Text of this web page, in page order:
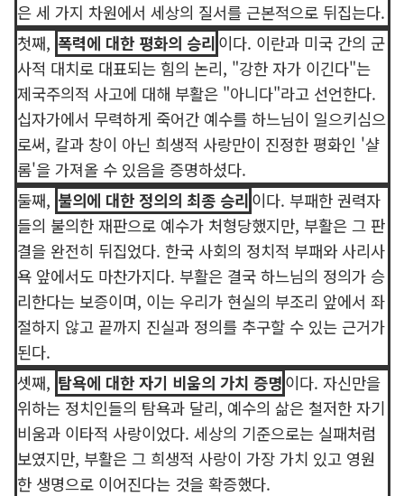
은 세 가지 차원에서 세상의 질서를 근본적으로 뒤집는다.
첫째, 폭력에 대한 평화의 승리 이다. 이란과 미국 간의 군
사적 대치로 대표되는 힘의 논리, "강한 자가 이긴다"는
제국주의적 사고에 대해 부활은 "아니다"라고 선언한다.
십자가에서 무력하게 죽어간 예수를 하느님이 일으키심으
로써, 칼과 창이 아닌 희생적 사랑만이 진정한 평화인 '샬
롬'을 가져올 수 있음을 증명하셨다.
둘째, 불의에 대한 정의의 최종 승리 이다. 부패한 권력자
들의 불의한 재판으로 예수가 처형당했지만, 부활은 그 판
결을 완전히 뒤집었다. 한국 사회의 정치적 부패와 사리사
욕 앞에서도 마찬가지다. 부활은 결국 하느님의 정의가 승
리한다는 보증이며, 이는 우리가 현실의 부조리 앞에서 좌
절하지 않고 끝까지 진실과 정의를 추구할 수 있는 근거가
된다.
셋째, 탐욕에 대한 자기 비움의 가치 증명 이다. 자신만을
위하는 정치인들의 탐욕과 달리, 예수의 삶은 철저한 자기
비움과 이타적 사랑이었다. 세상의 기준으로는 실패처럼
보였지만, 부활은 그 희생적 사랑이 가장 가치 있고 영원
한 생명으로 이어진다는 것을 확증했다.